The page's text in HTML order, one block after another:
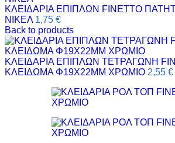
ΚΛΕΙΔΑΡΙΑ ΕΠΙΠΛΩΝ FINETTO
ΝΙΚΕΛ 1,75 €
Back to products
ΚΛΕΙΔΑΡΙΑ ΕΠΙΠΛΩΝ ΤΕΤΡΑΓΩΝΗ
ΚΛΕΙΔΩΜΑ Φ19Χ22ΜΜ ΧΡΩΜΙΟ 2,55 €